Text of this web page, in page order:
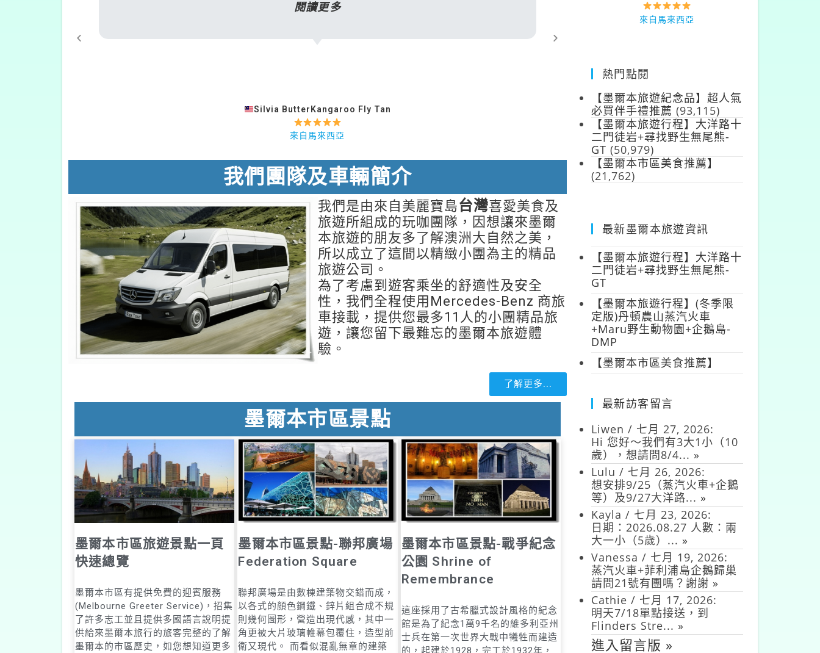
閱讀更多
Silvia ButterKangaroo Fly Tan
來自馬來西亞
我們團隊及車輛簡介
我們是由來自美麗寶島台灣喜愛美食及
旅遊所組成的玩咖團隊，因想讓來墨爾
本旅遊的朋友多了解澳洲大自然之美，
所以成立了這間以精緻小團為主的精品
旅遊公司。
為了考慮到遊客乘坐的舒適性及安全
性，我們全程使用Mercedes-Benz 商旅
車接載， 提供您最多11人的小團精品旅
遊，讓您留下最難忘的墨爾本旅遊體
驗。
了解更多...
墨爾本市區景點
墨爾本市區旅遊景點一頁
快速總覽
墨爾本市區有提供免費的迎賓服務
(Melbourne Greeter Service)，招集
了許多志工並且提供多國語言說明提
供給來墨爾本旅行的旅客完整的了解
墨爾本的市區歷史，如您想知道更多
墨爾本市區景點-聯邦廣場
Federation Square
聯邦廣場是由數棟建築物交錯而成，
以各式的顏色鋼鐵、鋅片組合成不規
則幾何圖形，營造出現代感，其中一
角更被大片玻璃帷幕包覆住，造型前
衛又現代。 而看似混亂無章的建築
墨爾本市區景點-戰爭紀念
公園 Shrine of
Remembrance
這座採用了古希臘式設計風格的紀念
館是為了紀念1萬9千名的維多利亞州
士兵在第一次世界大戰中犧牲而建造
的，起建於1928，完工於1932年，
來自馬來西亞
熱門點閱
【墨爾本旅遊紀念品】超人氣
必買伴手禮推薦 (93,115)
【墨爾本旅遊行程】大洋路十
二門徒岩+尋找野生無尾熊-
GT (50,979)
【墨爾本市區美食推薦】
(21,762)
最新墨爾本旅遊資訊
【墨爾本旅遊行程】大洋路十
二門徒岩+尋找野生無尾熊-
GT
【墨爾本旅遊行程】(冬季限
定版)丹頓農山蒸汽火車
+Maru野生動物園+企鵝島-
DMP
【墨爾本市區美食推薦】
最新訪客留言
Liwen / 七月 27, 2026:
Hi 您好～我們有3大1小（10
歲），想請問8/4... »
Lulu / 七月 26, 2026:
想安排9/25（蒸汽火車+企鵝
等）及9/27大洋路... »
Kayla / 七月 23, 2026:
日期：2026.08.27 人數：兩
大一小（5歲）... »
Vanessa / 七月 19, 2026:
蒸汽火車+菲利浦島企鵝歸巢
請問21號有團嗎？謝謝 »
Cathie / 七月 17, 2026:
明天7/18單點接送，到
Flinders Stre... »
進入留言版 »